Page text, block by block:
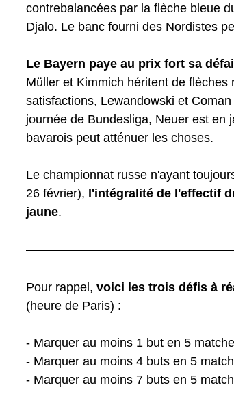
contrebalancées par la flèche bleue
Djalo. Le banc fourni des Nordistes
Le Bayern paye au prix fort sa
Müller et Kimmich héritent de
satisfactions, Lewandowski et
journée de Bundesliga, Neuer est en
bavarois peut atténuer les choses.
Le championnat russe n'ayant
26 février), l'intégralité de l'effectif
jaune.
Pour rappel, voici les trois défis à
(heure de Paris) :
- Marquer au moins 1 but en 5
- Marquer au moins 4 buts en 5
- Marquer au moins 7 buts en 5